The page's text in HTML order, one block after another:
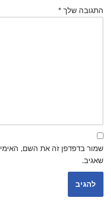
התגובה שלך *
שמור בדפדפן זה את השם,
שאגיב.